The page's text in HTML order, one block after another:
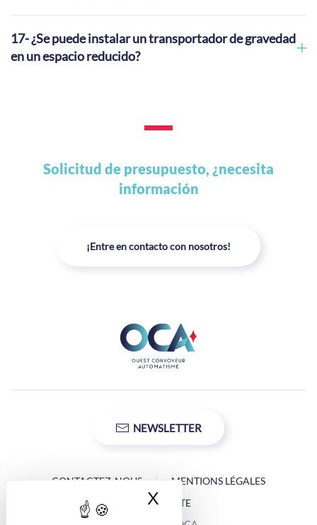
17- ¿Se puede instalar un transportador de gravedad
en un espacio reducido?
Solicitud de presupuesto, ¿necesita
información
¡Entre en contacto con nosotros!
NEWSLETTER
CONTACTEZ-NOUS
MENTIONS LÉGALES
PLAN DU SITE
X Ocultar la banner